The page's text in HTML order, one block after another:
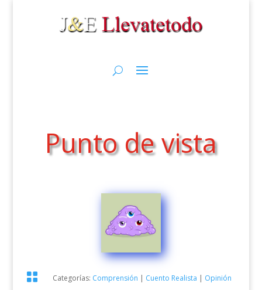
Punto de vista
 Categorías: Comprensión | Cuento Realista | Opinión